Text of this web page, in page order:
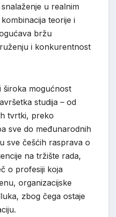
u realnim
teorije i
bržu
i konkurentnost
široka mogućnost
studija – od
tvrtki, preko
sve do međunarodnih
sve češćih rasprava o
na tržište rada,
o profesiji koja
organizacijske
zbog čega ostaje